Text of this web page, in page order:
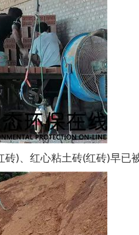
、红心粘土砖(红砖)早已